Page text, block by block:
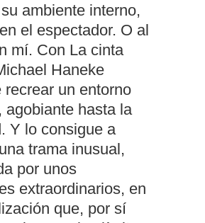
ambiente interno,
el espectador. O al
mí. Con La cinta
Haneke
recrear un entorno
agobiante hasta la
Y lo consigue a
trama inusual,
por unos
extraordinarios, en
que, por sí